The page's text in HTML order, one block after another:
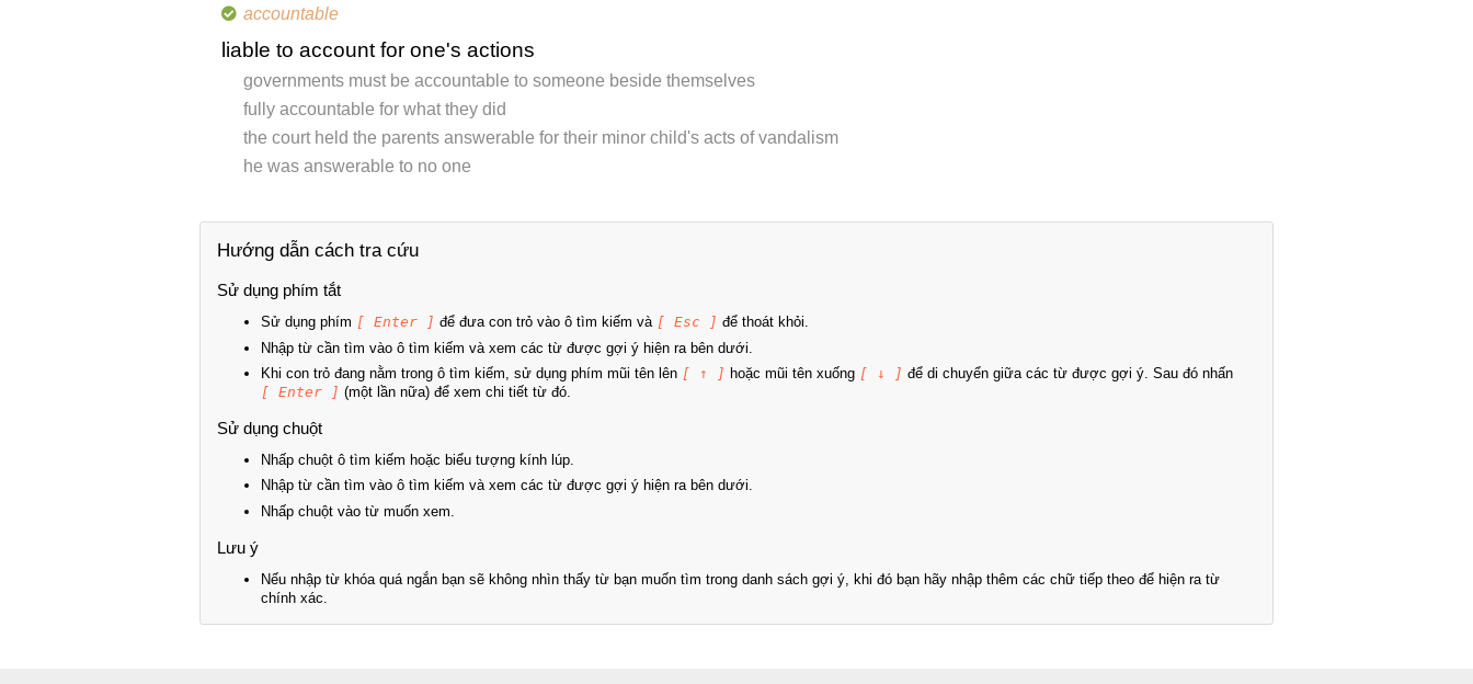
accountable
liable to account for one's actions
governments must be accountable to someone beside themselves
fully accountable for what they did
the court held the parents answerable for their minor child's acts of vandalism
he was answerable to no one
Hướng dẫn cách tra cứu
Sử dụng phím tắt
Sử dụng phím [ Enter ] để đưa con trỏ vào ô tìm kiếm và [ Esc ] để thoát khỏi.
Nhập từ cần tìm vào ô tìm kiếm và xem các từ được gợi ý hiện ra bên dưới.
Khi con trỏ đang nằm trong ô tìm kiếm, sử dụng phím mũi tên lên [ ↑ ] hoặc mũi tên xuống [ ↓ ] để di chuyển giữa các từ được gợi ý. Sau đó nhấn
[ Enter ] (một lần nữa) để xem chi tiết từ đó.
Sử dụng chuột
Nhấp chuột ô tìm kiếm hoặc biểu tượng kính lúp.
Nhập từ cần tìm vào ô tìm kiếm và xem các từ được gợi ý hiện ra bên dưới.
Nhấp chuột vào từ muốn xem.
Lưu ý
Nếu nhập từ khóa quá ngắn bạn sẽ không nhìn thấy từ bạn muốn tìm trong danh sách gợi ý, khi đó bạn hãy nhập thêm các chữ tiếp theo để hiện ra từ
chính xác.